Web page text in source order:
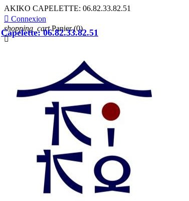
AKIKO CAPELETTE: 06.82.33.82.51
 Connexion
shopping_cart Panier (0)

Capelette: 06.82.33.82.51